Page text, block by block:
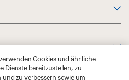
Cookies und ähnliche
Dienste bereitzustellen, zu
und zu verbessern sowie um